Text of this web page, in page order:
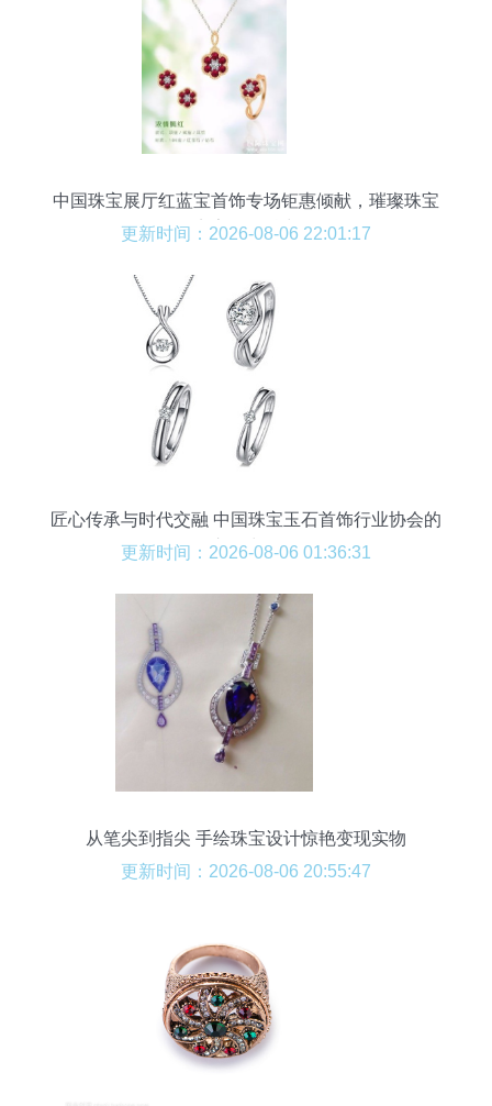
中国珠宝展厅红蓝宝首饰专场钜惠倾献，璀璨珠宝
点亮你的魅力
更新时间：2026-08-06 22:01:17
匠心传承与时代交融 中国珠宝玉石首饰行业协会的
市场力量
更新时间：2026-08-06 01:36:31
从笔尖到指尖 手绘珠宝设计惊艳变现实物
更新时间：2026-08-06 20:55:47